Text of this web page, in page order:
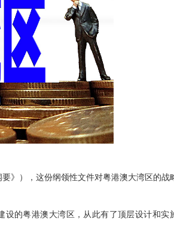
》），这份纲领性文件对粤港澳大湾区的战
设的粤港澳大湾区，从此有了顶层设计和实